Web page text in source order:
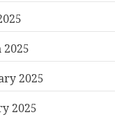
2025
2025